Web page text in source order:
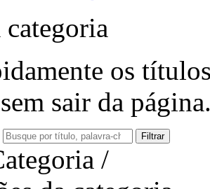
categoria
os
sair da
Filtrar
/